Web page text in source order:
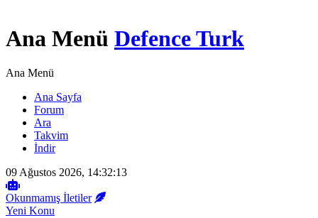
Ana Menü Defence Turk
Ana Menü
Ana Sayfa
Forum
Ara
Takvim
İndir
09 Ağustos 2026, 14:32:13
Okunmamış İletiler
Yeni Konu